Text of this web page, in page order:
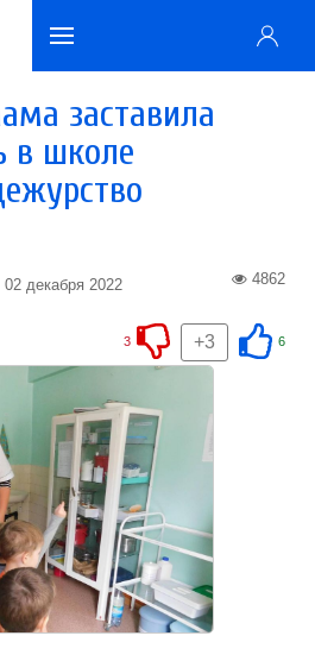
заставила
в школе
02 декабря 2022 4862
6
+3
3